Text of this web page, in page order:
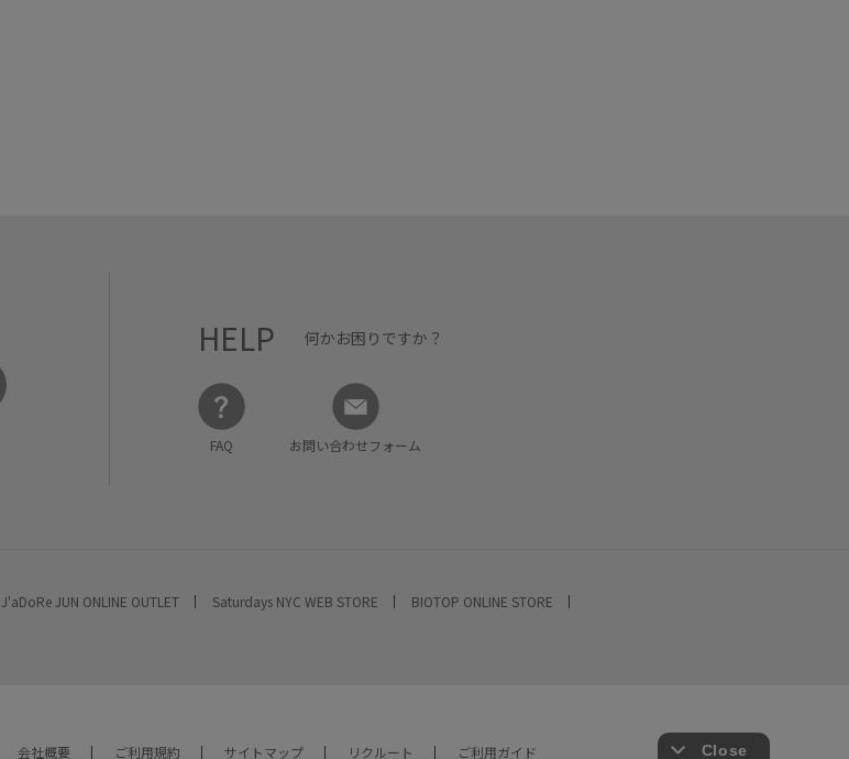
HELP 何かお困りですか？
FAQ お問い合わせフォーム
J'aDoRe JUN ONLINE OUTLET Saturdays NYC WEB STORE
BIOTOP ONLINE STORE
会社概要 ご利用規約 サイトマップ リクルート ご利用ガイド